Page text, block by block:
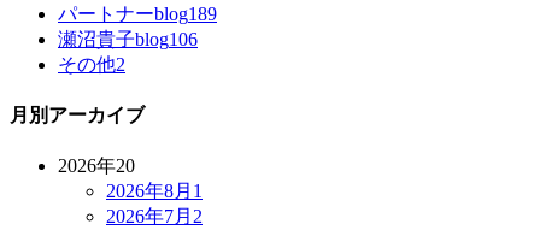
パートナーblog189
瀬沼貴子blog106
その他2
月別アーカイブ
2026年20
2026年8月 1
2026年7月 2